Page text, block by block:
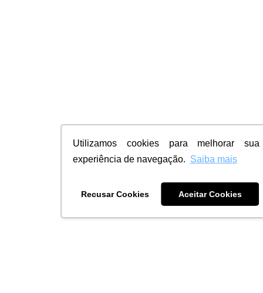
Utilizamos cookies para melhorar sua
experiência de navegação. Saiba mais
Recusar Cookies Aceitar Cookies